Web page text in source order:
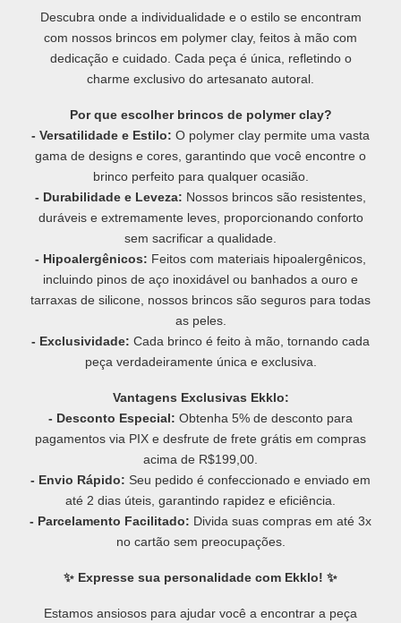
Descubra onde a individualidade e o estilo se encontram
com nossos brincos em polymer clay, feitos à mão com
dedicação e cuidado. Cada peça é única, refletindo o
charme exclusivo do artesanato autoral.
Por que escolher brincos de polymer clay?
- Versatilidade e Estilo: O polymer clay permite uma vasta
gama de designs e cores, garantindo que você encontre o
brinco perfeito para qualquer ocasião.
- Durabilidade e Leveza: Nossos brincos são resistentes,
duráveis e extremamente leves, proporcionando conforto
sem sacrificar a qualidade.
- Hipoalergênicos: Feitos com materiais hipoalergênicos,
incluindo pinos de aço inoxidável ou banhados a ouro e
tarraxas de silicone, nossos brincos são seguros para todas
as peles.
- Exclusividade: Cada brinco é feito à mão, tornando cada
peça verdadeiramente única e exclusiva.
Vantagens Exclusivas Ekklo:
- Desconto Especial: Obtenha 5% de desconto para
pagamentos via PIX e desfrute de frete grátis em compras
acima de R$199,00.
- Envio Rápido: Seu pedido é confeccionado e enviado em
até 2 dias úteis, garantindo rapidez e eficiência.
- Parcelamento Facilitado: Divida suas compras em até 3x
no cartão sem preocupações.
✨ Expresse sua personalidade com Ekklo! ✨
Estamos ansiosos para ajudar você a encontrar a peça